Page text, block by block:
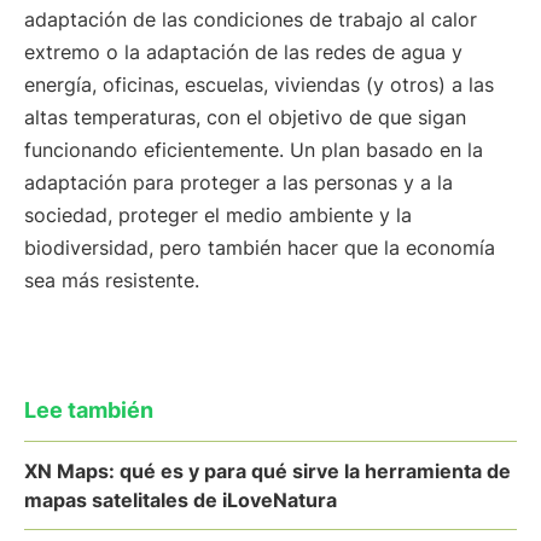
adaptación de las condiciones de trabajo al calor
extremo o la adaptación de las redes de agua y
energía, oficinas, escuelas, viviendas (y otros) a las
altas temperaturas, con el objetivo de que sigan
funcionando eficientemente. Un plan basado en la
adaptación para proteger a las personas y a la
sociedad, proteger el medio ambiente y la
biodiversidad, pero también hacer que la economía
sea más resistente.
Lee también
XN Maps: qué es y para qué sirve la herramienta de
mapas satelitales de iLoveNatura